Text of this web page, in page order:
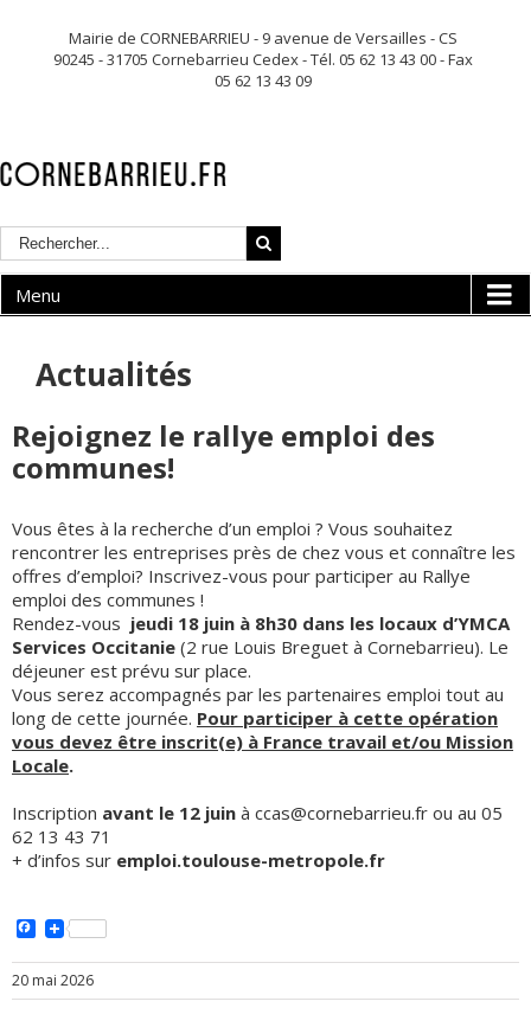
Mairie de CORNEBARRIEU - 9 avenue de Versailles - CS
90245 - 31705 Cornebarrieu Cedex - Tél. 05 62 13 43 00 - Fax
05 62 13 43 09
Menu
Actualités
Rejoignez le rallye emploi des
communes!
Vous êtes à la recherche d’un emploi ? Vous souhaitez
rencontrer les entreprises près de chez vous et connaître les
offres d’emploi? Inscrivez-vous pour participer au Rallye
emploi des communes !
Rendez-vous jeudi 18 juin à 8h30 dans les locaux d’YMCA
Services Occitanie (2 rue Louis Breguet à Cornebarrieu). Le
déjeuner est prévu sur place.
Vous serez accompagnés par les partenaires emploi tout au
long de cette journée. Pour participer à cette opération
vous devez être inscrit(e) à France travail et/ou Mission
Locale.
Inscription avant le 12 juin à ccas@cornebarrieu.fr ou au 05
62 13 43 71
+ d’infos sur emploi.toulouse-metropole.fr
Facebook
20 mai 2026